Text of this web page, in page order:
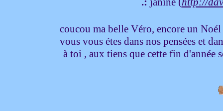
coucou ma belle Véro, encore un Noél
vous vous étes dans nos pensées et
à toi , aux tiens que cette fin d'année